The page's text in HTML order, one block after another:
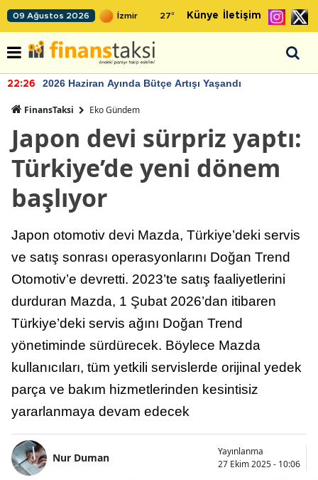
09 Ağustos 2026 27° Künye İletişim
22:26 2026 Haziran Ayında Bütçe Artışı Yaşandı
FinansTaksi Eko Gündem
Japon devi sürpriz yaptı:
Türkiye’de yeni dönem
başlıyor
Japon otomotiv devi Mazda, Türkiye’deki servis
ve satış sonrası operasyonlarını Doğan Trend
Otomotiv’e devretti. 2023’te satış faaliyetlerini
durduran Mazda, 1 Şubat 2026’dan itibaren
Türkiye’deki servis ağını Doğan Trend
yönetiminde sürdürecek. Böylece Mazda
kullanıcıları, tüm yetkili servislerde orijinal yedek
parça ve bakım hizmetlerinden kesintisiz
yararlanmaya devam edecek
Nur Duman
Yayınlanma
27 Ekim 2025 - 10:06